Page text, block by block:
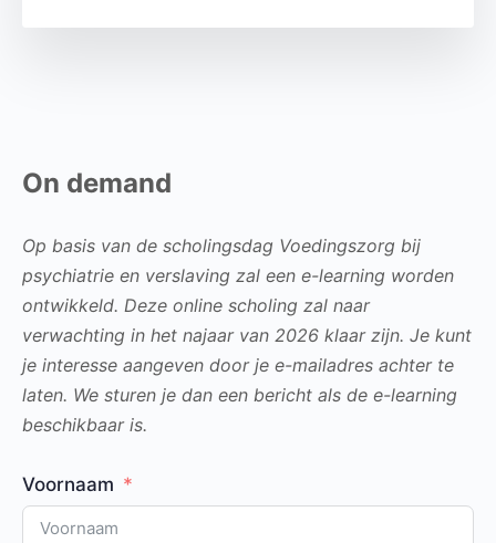
On demand
Op basis van de scholingsdag Voedingszorg bij
psychiatrie en verslaving zal een e-learning worden
ontwikkeld. Deze online scholing zal naar
verwachting in het najaar van 2026 klaar zijn. Je kunt
je interesse aangeven door je e-mailadres achter te
laten. We sturen je dan een bericht als de e-learning
beschikbaar is.
Voornaam